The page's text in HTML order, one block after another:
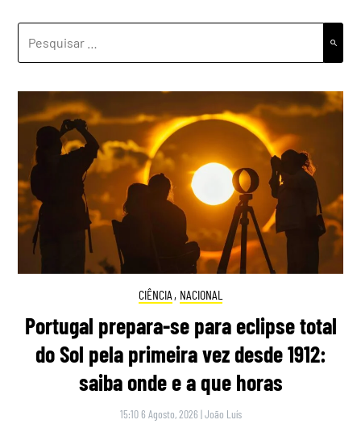
POR:
CIÊNCIA , NACIONAL
Portugal prepara-se para eclipse total
do Sol pela primeira vez desde 1912:
saiba onde e a que horas
15:10 6 Agosto, 2026 |João Luís